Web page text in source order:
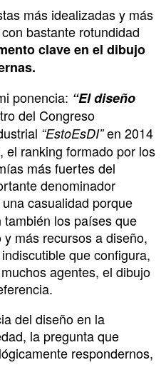
más idealizadas y más
bastante rotundidad
clave en el dibujo
ponencia: “El diseño
del Congreso
“EstoEsDI”en 2014
el ranking formado por los
más fuertes del
denominador
casualidad porque
los países que
más recursos a diseño,
que configura,
agentes, el dibujo
del diseño en la
la pregunta que
respondernos,